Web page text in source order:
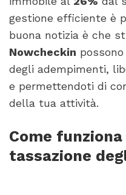
gestione efficiente è
buona notizia è che
Nowcheckin
degli adempimenti,
e permettendoti di
della tua attività.
Come
tassazione